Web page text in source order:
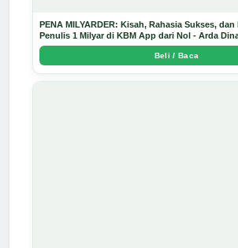
PENA MILYARDER: Kisah, Rahasia Sukses,
Penulis 1 Milyar di KBM App dari Nol - Arda
Beli / Baca